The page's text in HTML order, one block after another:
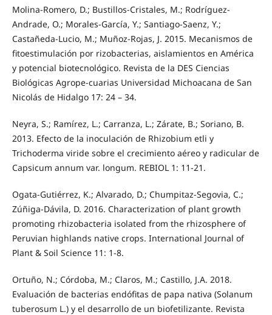
Molina-Romero, D.; Bustillos-Cristales, M.; Rodríguez-
Andrade, O.; Morales-García, Y.; Santiago-Saenz, Y.;
Castañeda-Lucio, M.; Muñoz-Rojas, J. 2015. Mecanismos de
fitoestimulación por rizobacterias, aislamientos en América
y potencial biotecnológico. Revista de la DES Ciencias
Biológicas Agrope-cuarias Universidad Michoacana de San
Nicolás de Hidalgo 17: 24 – 34.
Neyra, S.; Ramírez, L.; Carranza, L.; Zárate, B.; Soriano, B.
2013. Efecto de la inoculación de Rhizobium etli y
Trichoderma viride sobre el crecimiento aéreo y radicular de
Capsicum annum var. longum. REBIOL 1: 11-21.
Ogata-Gutiérrez, K.; Alvarado, D.; Chumpitaz-Segovia, C.;
Zúñiga-Dávila, D. 2016. Characterization of plant growth
promoting rhizobacteria isolated from the rhizosphere of
Peruvian highlands native crops. International Journal of
Plant & Soil Science 11: 1-8.
Ortuño, N.; Córdoba, M.; Claros, M.; Castillo, J.A. 2018.
Evaluación de bacterias endófitas de papa nativa (Solanum
tuberosum L.) y el desarrollo de un biofetilizante. Revista